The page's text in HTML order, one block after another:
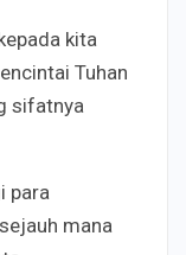
kita
Tuhan
sifatnya
para
mana